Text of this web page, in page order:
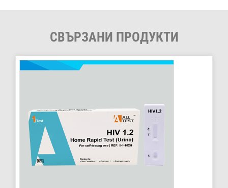
СВЪРЗАНИ ПРОДУКТИ